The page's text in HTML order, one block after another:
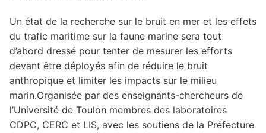
Justice
Mer
Procédure pénale
Protection des mineurs – Droit pénal des mineurs
Un état de la recherche sur le bruit en mer et les effets
du trafic maritime sur la faune marine sera tout
d’abord dressé pour tenter de mesurer les efforts
devant être déployés afin de réduire le bruit
anthropique et limiter les impacts sur le milieu
marin.Organisée par des enseignants-chercheurs de
l’Université de Toulon membres des laboratoires
CDPC, CERC et LIS, avec les soutiens de la Préfecture